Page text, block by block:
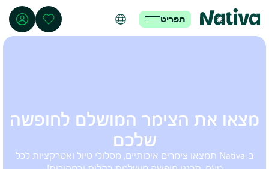
תפריט
מצאו את הצימר המושלם לחופשה
שלכם
ב-Nativa תמצאו צימרים איכותיים, מסלולי טיול ואטרקציות לכל